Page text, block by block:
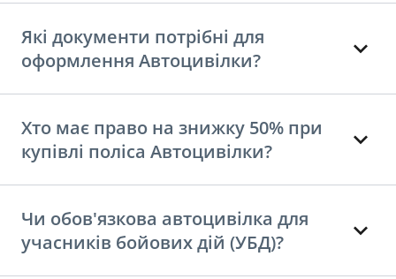
Які документи потрібні для
оформлення Автоцивілки?
Хто має право на знижку 50% при
купівлі поліса Автоцивілки?
Чи обов'язкова автоцивілка для
учасників бойових дій (УБД)?